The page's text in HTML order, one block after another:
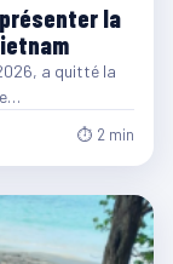
la
a quitté la
⏱ 2 min